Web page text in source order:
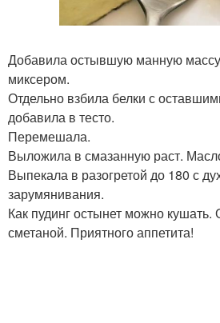
Добавила остывшую манную
миксером.
Отдельно взбила белки с
добавила в тесто.
Перемешала.
Выложила в смазанную раст.
Выпекала в разогретой до 180 с
зарумянивания.
Как пудинг остынет можно кушать.
сметаной. Приятного аппетита!